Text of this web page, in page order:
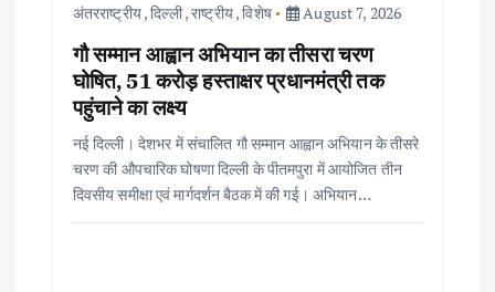
अंतरराष्ट्रीय,दिल्ली,राष्ट्रीय,विशेष August 7, 2026
गौ सम्मान आह्वान अभियान का तीसरा चरण
घोषित, 51 करोड़ हस्ताक्षर प्रधानमंत्री तक
पहुंचाने का लक्ष्य
नई दिल्ली। देशभर में संचालित गौ सम्मान आह्वान अभियान के तीसरे
चरण की औपचारिक घोषणा दिल्ली के पीतमपुरा में आयोजित तीन
दिवसीय समीक्षा एवं मार्गदर्शन बैठक में की गई। अभियान…